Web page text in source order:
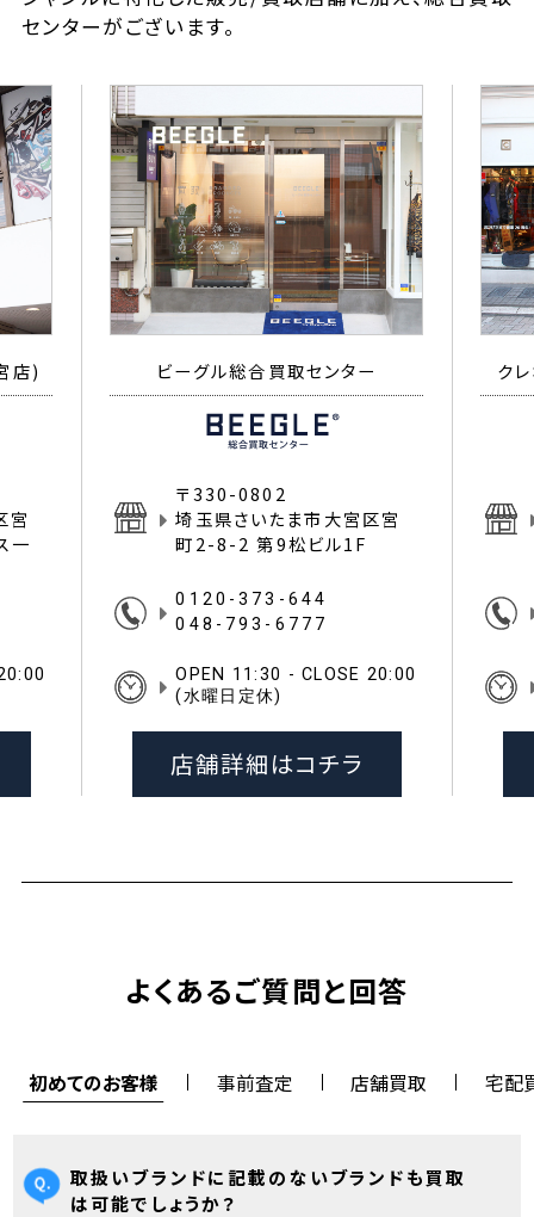
センターがございます。
店)
宮
一
ビーグル総合買取センター
〒330-0802
埼玉県さいたま市大宮区宮
町2-8-2 第9松ビル1F
0120-373-644
048-793-6777
OPEN 11:30 - CLOSE 20:00
(水曜日定休)
店舗詳細はコチラ
ク
よくあるご質問と回答
初めてのお客様 事前査定 店舗買取 宅配
取扱いブランドに記載のないブランドも買取
は可能でしょうか？